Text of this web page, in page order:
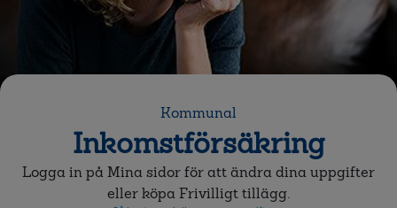
Kommunal
Inkomstförsäkring
Logga in på Mina sidor för att ändra dina uppgifter
eller köpa Frivilligt tillägg.